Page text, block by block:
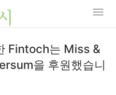
Fintoch는 Miss &
을 후원했습니